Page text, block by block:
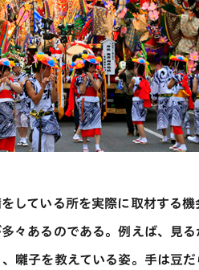
している所を実際に取材する
々あるのである。例えば、見
囃子を教えている姿。手は豆